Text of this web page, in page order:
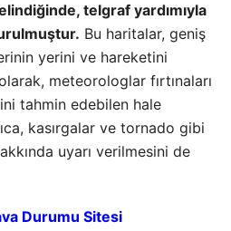
telgraf yardımıyla
Bu haritalar, geniş
yerini ve hareketini
meteorologlar fırtınaları
tahmin edebilen hale
kasırgalar ve tornado gibi
uyarı verilmesini de
Durumu Sitesi